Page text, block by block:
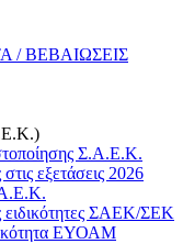
/ ΒΕΒΑΙΩΣΕΙΣ
Σ.Α.Ε.Κ.
εξετάσεις 2026
ειδικότητες ΣΑΕΚ/ΣΕΚ
ΕΥΟΑΜ